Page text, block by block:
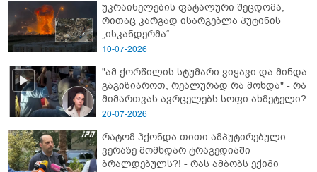
უკრაინელების ფატალური შეცდომა,
რითაც კარგად ისარგებლა პუტინის
„ისკანდერმა“
10-07-2026
"ამ ქორწილის სტუმარი ვიყავი და მინდა
გაგიზიაროთ, რეალურად რა მოხდა" - რა
მიმართვას ავრცელებს სოფი ახმეტელი?
20-07-2026
რატომ ჰქონდა თითი ამპუტირებული
ვერაზე მომხდარ ტრაგედიაში
ბრალდებულს?! - რას ამბობს ექიმი